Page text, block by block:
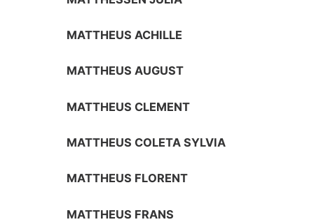
MATTHEUS ACHILLE
MATTHEUS AUGUST
MATTHEUS CLEMENT
MATTHEUS COLETA SYLVIA
MATTHEUS FLORENT
MATTHEUS FRANS